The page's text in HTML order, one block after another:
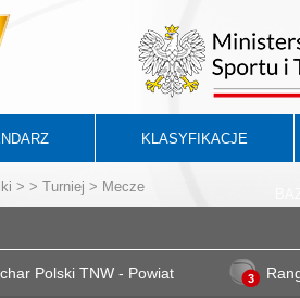
KLASYFIKACJE
> > Turniej > Mecze
Polski TNW - Powiat
3